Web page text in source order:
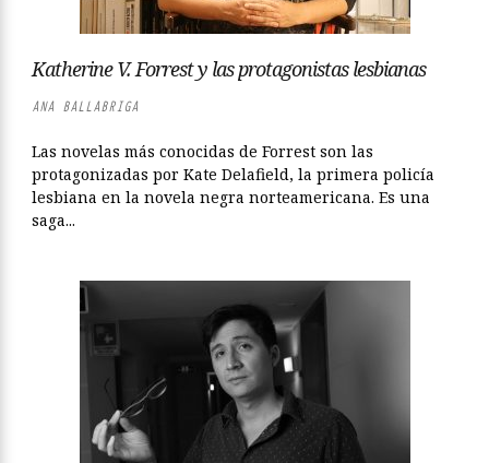
Katherine V. Forrest y las protagonistas lesbianas
ANA BALLABRIGA
Las novelas más conocidas de Forrest son las
protagonizadas por Kate Delafield, la primera policía
lesbiana en la novela negra norteamericana. Es una
saga...